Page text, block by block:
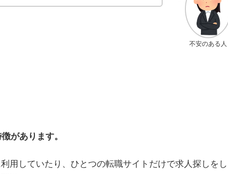
不安のある人
があります。
用していたり、ひとつの転職サイトだけで求人探しをし